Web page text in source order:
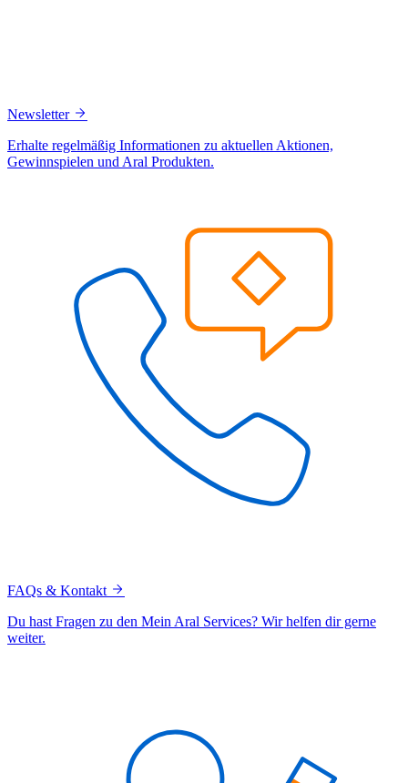
Newsletter
Erhalte regelmäßig Informationen zu aktuellen Aktionen,
Gewinnspielen und Aral Produkten.
FAQs & Kontakt
Du hast Fragen zu den Mein Aral Services? Wir helfen dir gerne
weiter.